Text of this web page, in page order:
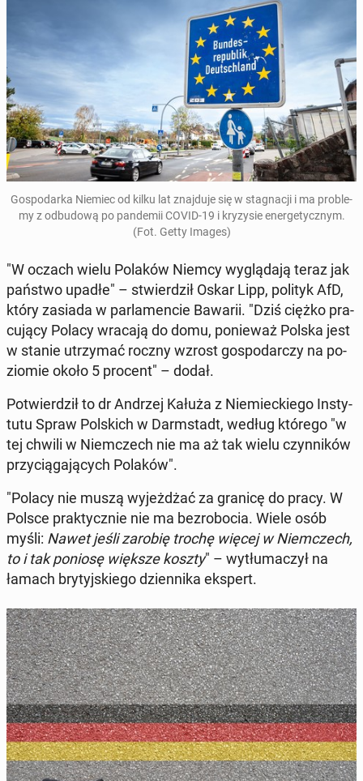
Go­spo­dar­ka Niemiec od kilku lat znaj­du­je się w sta­gna­cji i ma pro­ble­
my z od­bu­do­wą po pan­de­mii COVID-19 i kry­zy­sie ener­ge­tycz­nym.
(Fot. Getty Images)
"W oczach wielu Polaków Niemcy wy­glą­da­ją teraz jak
państwo upadłe" – stwier­dził Oskar Lipp, polityk AfD,
który zasiada w par­la­men­cie Bawarii. "Dziś ciężko pra­
cu­ją­cy Polacy wracają do domu, po­nie­waż Polska jest
w stanie utrzy­mać roczny wzrost go­spo­dar­czy na po­
zio­mie około 5 procent" – dodał.
Po­twier­dził to dr Andrzej Kałuża z Nie­miec­kie­go In­sty­
tu­tu Spraw Pol­skich w Darm­stadt, według którego "w
tej chwili w Niem­czech nie ma aż tak wielu czyn­ni­ków
przy­cią­ga­ją­cych Polaków".
"Polacy nie muszą wy­jeż­dżać za granicę do pracy. W
Polsce prak­tycz­nie nie ma bez­ro­bo­cia. Wiele osób
myśli: Nawet jeśli zarobię trochę więcej w Niem­czech,
to i tak poniosę większe koszty" – wy­tłu­ma­czył na
łamach bry­tyj­skie­go dzien­ni­ka ekspert.